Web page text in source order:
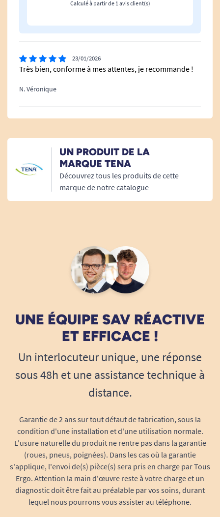
Calculé à partir de 1 avis client(s)
23/01/2026
Très bien, conforme à mes attentes, je recommande !
N. Véronique
UN PRODUIT DE LA
MARQUE TENA
Découvrez tous les produits de cette
marque de notre catalogue
UNE ÉQUIPE SAV RÉACTIVE
ET EFFICACE !
Un interlocuteur unique, une réponse
sous 48h et une assistance technique à
distance.
Garantie de 2 ans sur tout défaut de fabrication, sous la
condition d'une installation et d'une utilisation normale.
L'usure naturelle du produit ne rentre pas dans la garantie
(roues, pneus, poignées). Dans les cas où la garantie
s'applique, l'envoi de(s) pièce(s) sera pris en charge par Tous
Ergo. Attention la main d'œuvre reste à votre charge et un
diagnostic doit être fait au préalable par vos soins, durant
lequel nous pourrons vous assister au téléphone.